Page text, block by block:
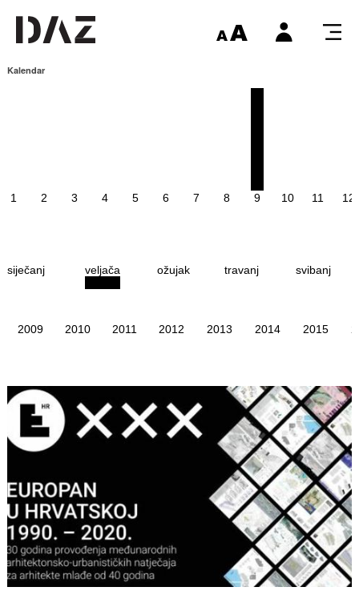
Kalendar
1 2 3 4 5 6 7 8 9 10 11 12
siječanj veljača ožujak travanj svibanj
2009 2010 2011 2012 2013 2014 2015